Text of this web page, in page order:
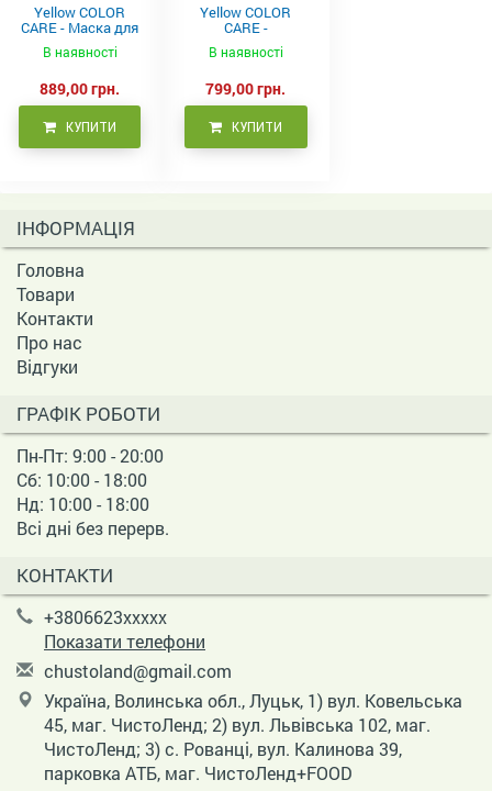
Yellow COLOR
CARE - Маска для
фарбованого
волосся, 500 мл
В наявності
889,00 грн.
КУПИТИ
Yellow COLOR
CARE -
Кондиціонер для
фарбованого
В наявності
799,00 грн.
КУПИТИ
ІНФОРМАЦІЯ
Головна
Товари
Контакти
Про нас
Відгуки
ГРАФІК РОБОТИ
Пн-Пт: 9:00 - 20:00
Сб: 10:00 - 18:00
Нд: 10:00 - 18:00
Всі дні без перерв.
КОНТАКТИ
+3806623xxxxx
Показати телефони
chustoland@gmail.com
Україна, Волинська обл., Луцьк, 1) вул. Ковельська
45, маг. ЧистоЛенд; 2) вул. Львівська 102, маг.
ЧистоЛенд; 3) с. Рованці, вул. Калинова 39,
парковка АТБ, маг. ЧистоЛенд+FOOD